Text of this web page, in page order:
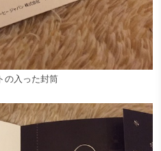
の入った封筒